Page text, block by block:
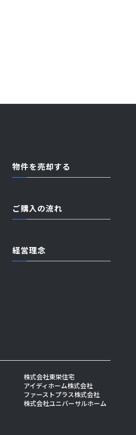
物件を売却する
ご購入の流れ
経営理念
株式会社東栄住宅
アイディホーム株式会社
ファーストプラス株式会社
株式会社ユニバーサルホーム